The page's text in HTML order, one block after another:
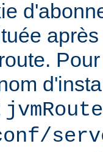
jvmRoute